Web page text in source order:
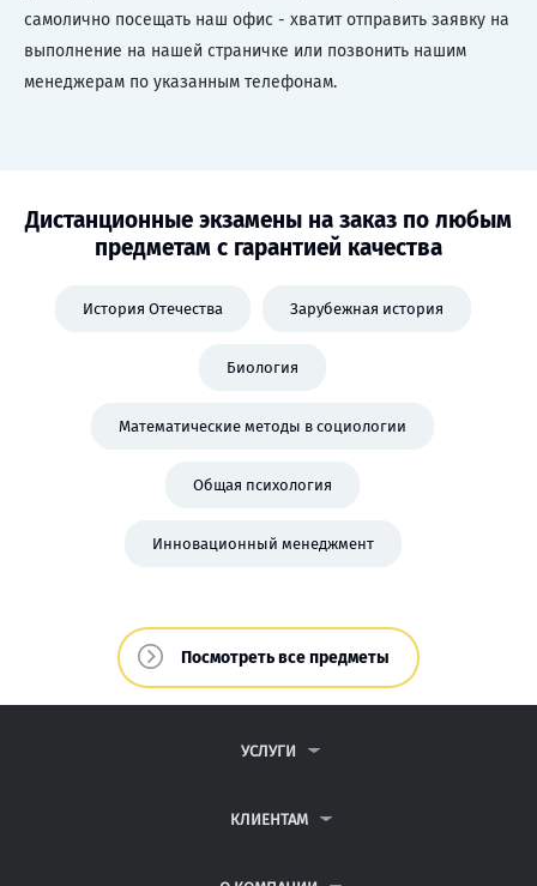
самолично посещать наш офис - хватит отправить заявку на
выполнение на нашей страничке или позвонить нашим
менеджерам по указанным телефонам.
Дистанционные экзамены на заказ по любым
предметам с гарантией качества
История Отечества Зарубежная история
Биология
Математические методы в социологии
Общая психология
Инновационный менеджмент
Посмотреть все предметы
УСЛУГИ
ДИПЛОМНЫЕ РАБОТЫ
РЕФЕРАТЫ
КЛИЕНТАМ